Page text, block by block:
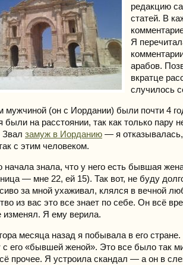
редакцию
статей. В
Я
арабов.
вкратце
случилось
(он с Иордании) были почти 4
были на расстоянии, так как только пару
Звал замуж в Иорданию — я
с этим человеком.
начала знала, что у него есть бывшая
— мне 22, ей 15). Так вот, не буду
за мной ухаживал, клялся в вечной
из вас это все знает по себе. Он всё
изменял. Я ему верила.
месяца назад я побывала в его
с его «бывшей женой». Это все было так
прочее. Я устроила скандал — а он в